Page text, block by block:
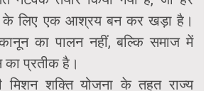
के लिए एक आश्रय बन कर खड़ा है।
का पालन नहीं, बल्कि समाज में
का प्रतीक है।
मिशन शक्ति योजना के तहत राज्य